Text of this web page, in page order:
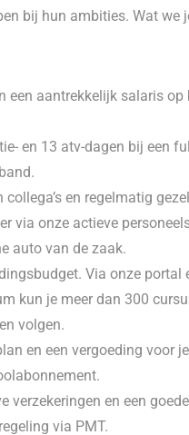
bij hun ambities. Wat we
een aantrekkelijk salaris op
en 13 atv-dagen bij een
collega’s en regelmatig
via onze actieve
auto van de zaak.
Via onze portal
kun je meer dan 300
volgen.
en een vergoeding voor je
verzekeringen en een goede
via PMT.